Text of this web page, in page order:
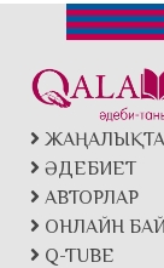
ӘДЕБИЕТ
АВТОРЛАР
ОНЛАЙН
Q-TUBE